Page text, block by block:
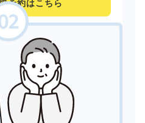
予約はこちら